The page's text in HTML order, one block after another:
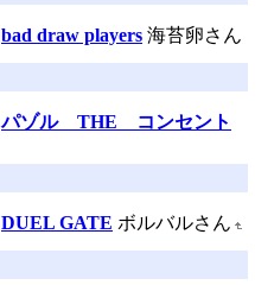
bad draw players 海苔卵さん
パゾル THE コンセント
DUEL GATE ボルバルさん